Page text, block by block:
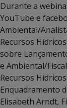
Durante a
YouTube e
Ambiental/
Recursos
sobre
e Ambiental/
Recursos
Enquadramento
Elisabeth Arndt,